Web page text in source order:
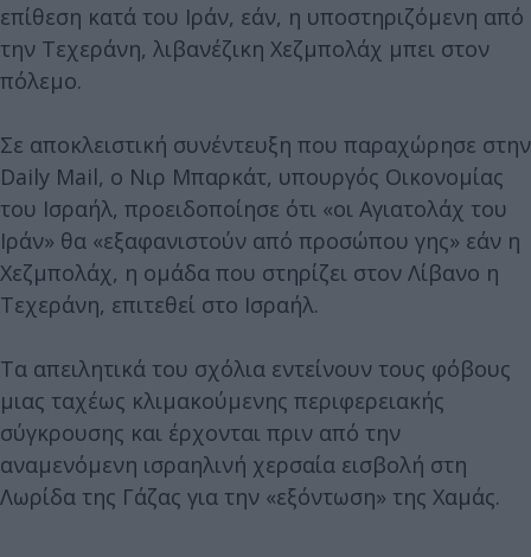
επίθεση κατά του Ιράν, εάν, η υποστηριζόμενη από
την Τεχεράνη, λιβανέζικη Χεζμπολάχ μπει στον
πόλεμο.
Σε αποκλειστική συνέντευξη που παραχώρησε στην
Daily Mail, ο Νιρ Μπαρκάτ, υπουργός Οικονομίας
του Ισραήλ, προειδοποίησε ότι «οι Αγιατολάχ του
Ιράν» θα «εξαφανιστούν από προσώπου γης» εάν η
Χεζμπολάχ, η ομάδα που στηρίζει στον Λίβανο η
Τεχεράνη, επιτεθεί στο Ισραήλ.
Τα απειλητικά του σχόλια εντείνουν τους φόβους
μιας ταχέως κλιμακούμενης περιφερειακής
σύγκρουσης και έρχονται πριν από την
αναμενόμενη ισραηλινή χερσαία εισβολή στη
Λωρίδα της Γάζας για την «εξόντωση» της Χαμάς.